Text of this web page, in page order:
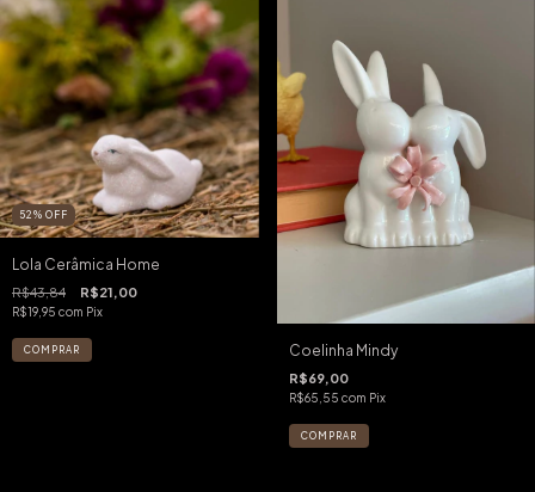
52 % OFF
Lola Cerâmica Home
R$43,84 R$21,00
R$19,95 com Pix
Coelinha Mindy
R$69,00
R$65,55 com Pix